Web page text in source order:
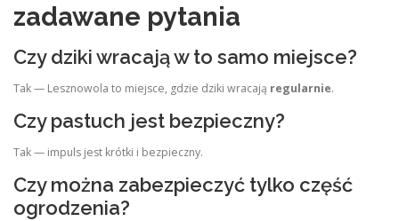
zadawane pytania
Czy dziki wracają w to samo miejsce?
Tak — Lesznowola to miejsce, gdzie dziki wracają regularnie.
Czy pastuch jest bezpieczny?
Tak — impuls jest krótki i bezpieczny.
Czy można zabezpieczyć tylko część
ogrodzenia?